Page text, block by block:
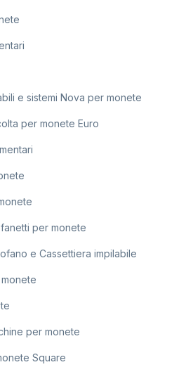
e sistemi Nova per monete
per monete Euro
per monete
e Cassettiera impilabile
per monete
Square